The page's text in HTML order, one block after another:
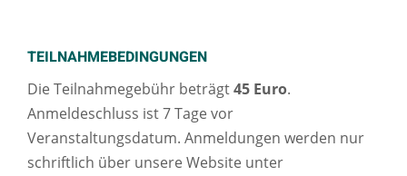
TEILNAHMEBEDINGUNGEN
Die Teilnahmegebühr beträgt45 Euro.
Anmeldeschluss ist 7 Tage vor
Veranstaltungsdatum. Anmeldungen werden nur
schriftlich über unsere Website unter